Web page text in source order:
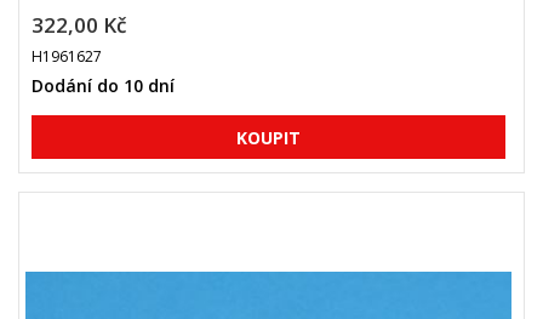
322,00 Kč
H1961627
Dodání do 10 dní